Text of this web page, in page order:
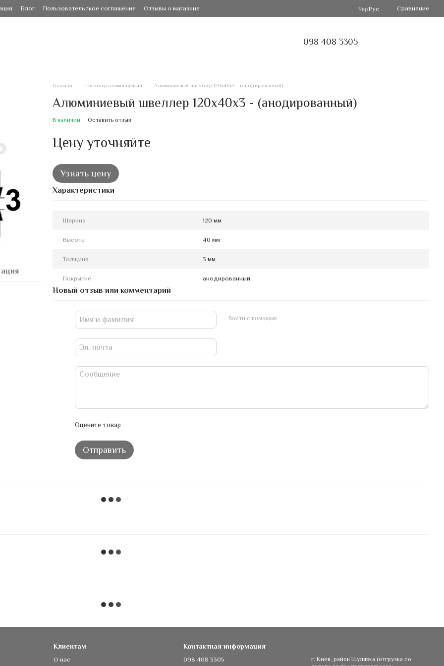
Блог Пользовательское соглашение Отзывы о магазине УкрРус Сравнение
098 408 3305
Главная Швеллер алюминиевый Алюминиевый швеллер 120х40х3 - (анодированный)
Алюминиевый швеллер 120х40х3 - (анодированный)
В наличии Оставить отзыв
Цену уточняйте
Узнать цену
Характеристики
Ширина 120 мм
Высота 40 мм
Толщина 3 мм
Покрытие анодированный
Новый отзыв или комментарий
Войти с помощью
Оцените товар
Отправить
Клиентам
О нас
Контактная информация
098 408 3305
г. Киев, район Шулявка (отгрузка со